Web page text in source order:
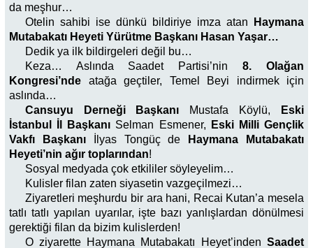
da meşhur…
Otelin sahibi ise dünkü bildiriye imza atan
Haymana
Mutabakatı Heyeti Yürütme Başkanı Hasan Yaşar…
Dedik ya ilk bildirgeleri değil bu…
Keza… Aslında Saadet Partisi’nin8. Olağan
Kongresi’nde atağa geçtiler, Temel Beyi indirmek için
aslında…
Cansuyu Derneği Başkanı Mustafa Köylü,
Eski
İstanbul İl Başkanı Selman Esmener,
Eski Milli Gençlik
Vakfı Başkanı
İlyas Tongüç de
Haymana Mutabakatı
Heyeti’nin ağır toplarından!
Sosyal medyada çok etkililer söyleyelim…
Kulisler filan zaten siyasetin vazgeçilmezi…
Ziyaretleri meşhurdu bir ara hani, Recai Kutan’a mesela
tatlı tatlı yapılan uyarılar, işte bazı yanlışlardan dönülmesi
gerektiği filan da bizim kulislerden!
O ziyarette Haymana Mutabakatı Heyet’inden Saadet